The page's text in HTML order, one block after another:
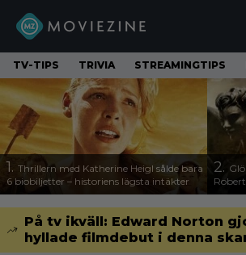
TV-TIPS TRIVIA STREAMINGTIPS
1. Thrillern med Katherine Heigl sålde bara
6 biobiljetter – historiens lägsta intäkter
2.
På tv ikväll: Edward Norton
hyllade filmdebut i denna